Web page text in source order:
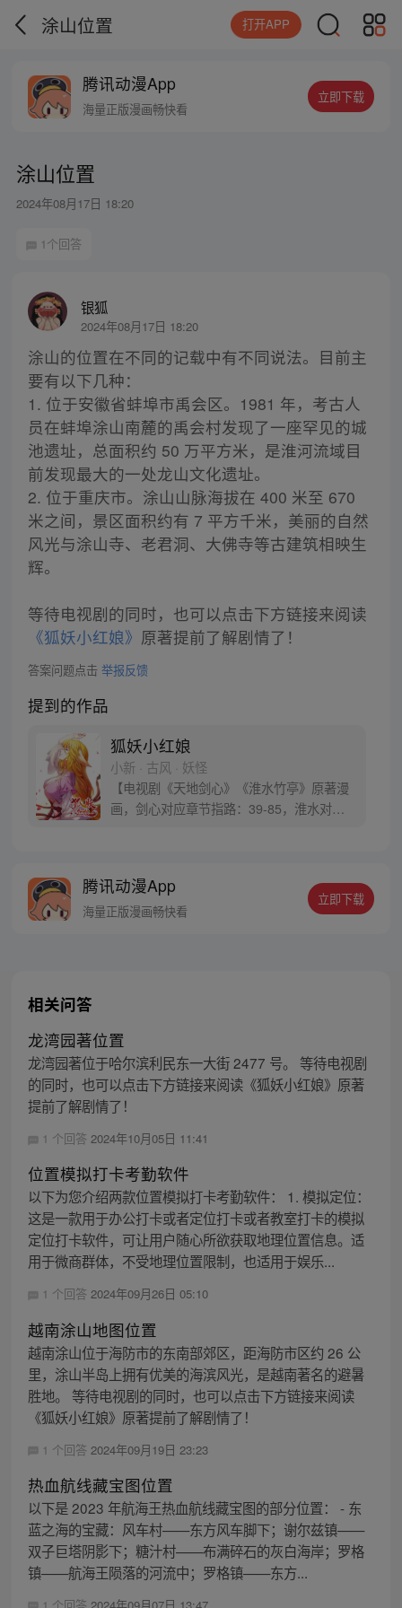
涂山位置 打开APP
腾讯动漫App
海量正版漫画畅快看
立即下载
涂山位置
2024年08月17日 18:20
1个回答
银狐
2024年08月17日 18:20
涂山的位置在不同的记载中有不同说法。目前主
要有以下几种：
1. 位于安徽省蚌埠市禹会区。1981 年，考古人
员在蚌埠涂山南麓的禹会村发现了一座罕见的城
池遗址，总面积约 50 万平方米，是淮河流域目
前发现最大的一处龙山文化遗址。
2. 位于重庆市。涂山山脉海拔在 400 米至 670
米之间，景区面积约有 7 平方千米，美丽的自然
风光与涂山寺、老君洞、大佛寺等古建筑相映生
辉。
等待电视剧的同时，也可以点击下方链接来阅读
《狐妖小红娘》 原著提前了解剧情了！
答案问题点击 举报反馈
提到的作品
狐妖小红娘
小新 · 古风 · 妖怪
【电视剧《天地剑心》《淮水竹亭》原著漫
画，剑心对应章节指路：39-85，淮水对应
腾讯动漫App
海量正版漫画畅快看
立即下载
相关问答
龙湾园著位置
龙湾园著位于哈尔滨利民东一大街 2477 号。 等待电视剧
的同时，也可以点击下方链接来阅读《狐妖小红娘》原著
提前了解剧情了！
1 个回答 2024年10月05日 11:41
位置模拟打卡考勤软件
以下为您介绍两款位置模拟打卡考勤软件： 1. 模拟定位：
这是一款用于办公打卡或者定位打卡或者教室打卡的模拟
定位打卡软件，可让用户随心所欲获取地理位置信息。适
用于微商群体，不受地理位置限制，也适用于娱乐...
1 个回答 2024年09月26日 05:10
越南涂山地图位置
越南涂山位于海防市的东南部郊区，距海防市区约 26 公
里，涂山半岛上拥有优美的海滨风光，是越南著名的避暑
胜地。 等待电视剧的同时，也可以点击下方链接来阅读
《狐妖小红娘》原著提前了解剧情了！
1 个回答 2024年09月19日 23:23
热血航线藏宝图位置
以下是 2023 年航海王热血航线藏宝图的部分位置： - 东
蓝之海的宝藏：风车村——东方风车脚下；谢尔兹镇——
双子巨塔阴影下；糖汁村——布满碎石的灰白海岸；罗格
镇——航海王陨落的河流中；罗格镇——东方...